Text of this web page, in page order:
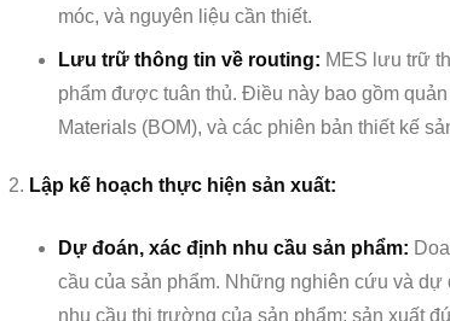
móc, và nguyên liệu cần thiết.
Lưu trữ thông tin về routing: MES lưu trữ
phẩm được tuân thủ. Điều này bao gồm
Materials (BOM), và các phiên bản thiết kế
Lập kế hoạch thực hiện sản xuất:
Dự đoán, xác định nhu cầu sản phẩm:
cầu của sản phẩm. Những nghiên cứu và
nhu cầu thị trường của sản phẩm; sản xuất